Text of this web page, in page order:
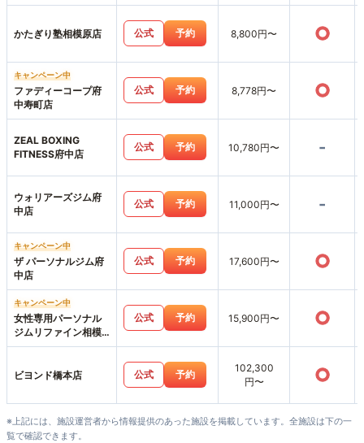
かたぎり塾相模原店 公式 予約 8,800円〜 ○
キャンペーン中
ファディーコープ府
中寿町店
公式 予約 8,778円〜 ○
ZEAL BOXING
FITNESS府中店
公式 予約 10,780円〜 -
ウォリアーズジム府
中店
公式 予約 11,000円〜 -
キャンペーン中
ザ パーソナルジム府
中店
公式 予約 17,600円〜 ○
キャンペーン中
女性専用パーソナル
ジムリファイン相模
原店
公式 予約 15,900円〜 ○
ビヨンド橋本店 公式 予約
102,300
円〜
○
※上記には、施設運営者から情報提供のあった施設を掲載しています。全施設は下の一
覧で確認できます。